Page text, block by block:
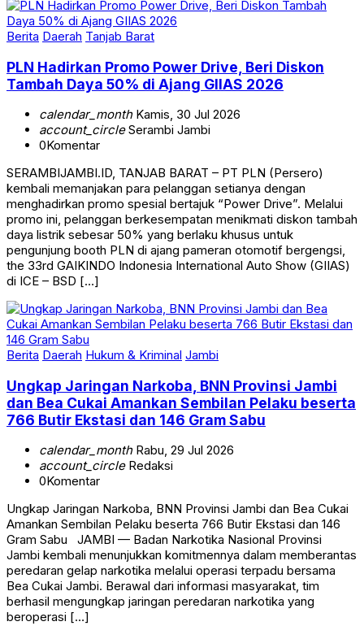
Berita Daerah Tanjab Barat
PLN Hadirkan Promo Power Drive, Beri Diskon
Tambah Daya 50% di Ajang GIIAS 2026
calendar_monthKamis, 30 Jul 2026
account_circleSerambi Jambi
0Komentar
SERAMBIJAMBI.ID, TANJAB BARAT – PT PLN (Persero)
kembali memanjakan para pelanggan setianya dengan
menghadirkan promo spesial bertajuk “Power Drive”. Melalui
promo ini, pelanggan berkesempatan menikmati diskon tambah
daya listrik sebesar 50% yang berlaku khusus untuk
pengunjung booth PLN di ajang pameran otomotif bergengsi,
the 33rd GAIKINDO Indonesia International Auto Show (GIIAS)
di ICE – BSD […]
Berita Daerah Hukum & Kriminal Jambi
Ungkap Jaringan Narkoba, BNN Provinsi Jambi
dan Bea Cukai Amankan Sembilan Pelaku beserta
766 Butir Ekstasi dan 146 Gram Sabu
calendar_monthRabu, 29 Jul 2026
account_circleRedaksi
0Komentar
Ungkap Jaringan Narkoba, BNN Provinsi Jambi dan Bea Cukai
Amankan Sembilan Pelaku beserta 766 Butir Ekstasi dan 146
Gram Sabu JAMBI — Badan Narkotika Nasional Provinsi
Jambi kembali menunjukkan komitmennya dalam memberantas
peredaran gelap narkotika melalui operasi terpadu bersama
Bea Cukai Jambi. Berawal dari informasi masyarakat, tim
berhasil mengungkap jaringan peredaran narkotika yang
beroperasi […]